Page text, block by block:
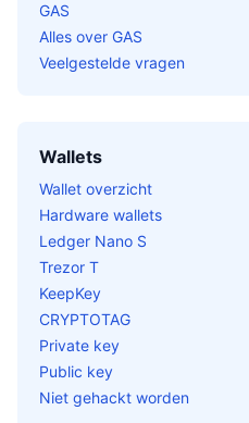
GAS
Alles over GAS
Veelgestelde vragen
Wallets
Wallet overzicht
Hardware wallets
Ledger Nano S
Trezor T
KeepKey
CRYPTOTAG
Private key
Public key
Niet gehackt worden